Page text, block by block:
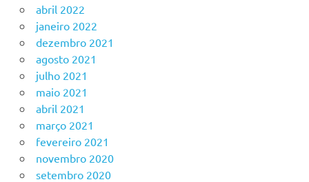
abril 2022
janeiro 2022
dezembro 2021
agosto 2021
julho 2021
maio 2021
abril 2021
março 2021
fevereiro 2021
novembro 2020
setembro 2020